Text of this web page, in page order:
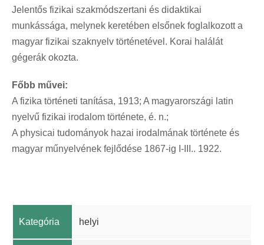
Jelentős fizikai szakmódszertani és didaktikai
munkássága, melynek keretében elsőnek foglalkozott a
magyar fizikai szaknyelv történetével. Korai halálát
gégerák okozta.
Főbb művei:
A fizika történeti tanítása, 1913; A magyarországi latin
nyelvű fizikai irodalom története, é. n.;
A physicai tudományok hazai irodalmának története és
magyar műnyelvének fejlődése 1867-ig I-III.. 1922.
Kategória helyi